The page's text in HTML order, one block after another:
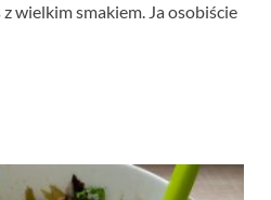
z wielkim smakiem. Ja osobiście